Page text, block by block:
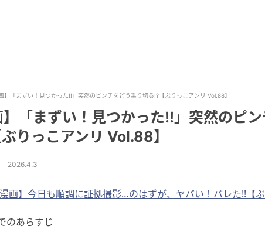
画】「まずい！見つかった!!」突然のピンチをどう乗り切る!?【ぶりっこアンリ Vol.88】
】「まずい！見つかった!!」突然のピ
りっこアンリ Vol.88】
2026.4.3
画】今日も順調に証拠撮影…のはずが、ヤバい！バレた!!【ぶ
のあらすじ